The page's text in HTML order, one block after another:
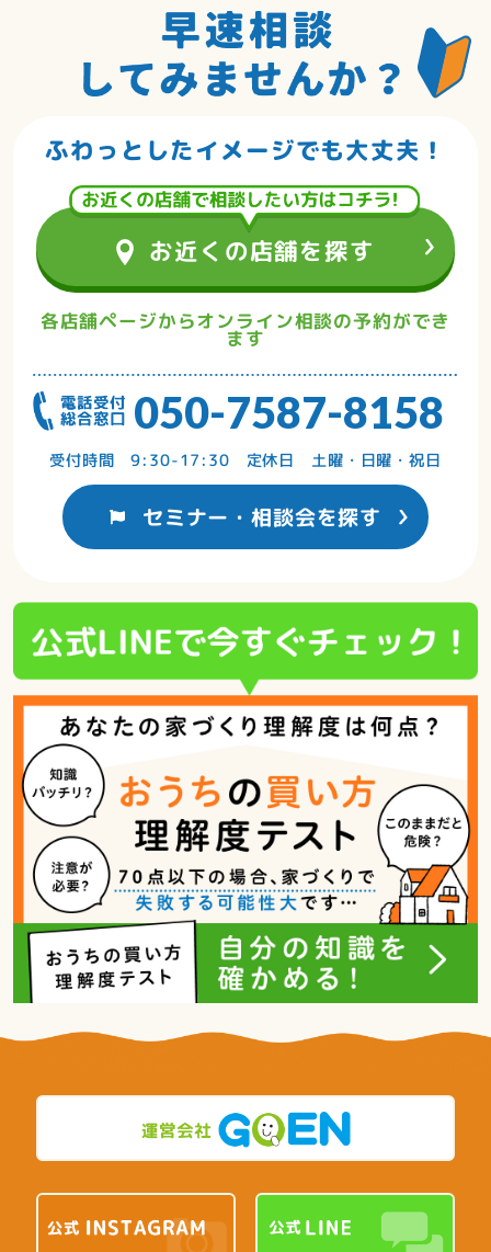
ふわっとしたイメージでも大丈夫！
お近くの店舗を探す
各店舗ページからオンライン相談の予約ができ
ます
050-7587-8158
受付時間 9:30-17:30 定休日 土曜・日曜・祝日
セミナー・相談会を探す